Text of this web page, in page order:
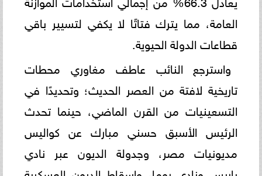
العامة، مما يترك فتاتًا لا يكفي لتسيير باقي
قطاعات الدولة الحيوية.
واسترجع النائب عاطف مغاوري محطات
تاريخية لافتة من العصر الحديث؛ وتحديدًا في
التسعينيات من القرن الماضي، حينما تحدث
الرئيس الأسبق حسني مبارك عن كواليس
مديونيات مصر، وجدولة الديون عبر نادي